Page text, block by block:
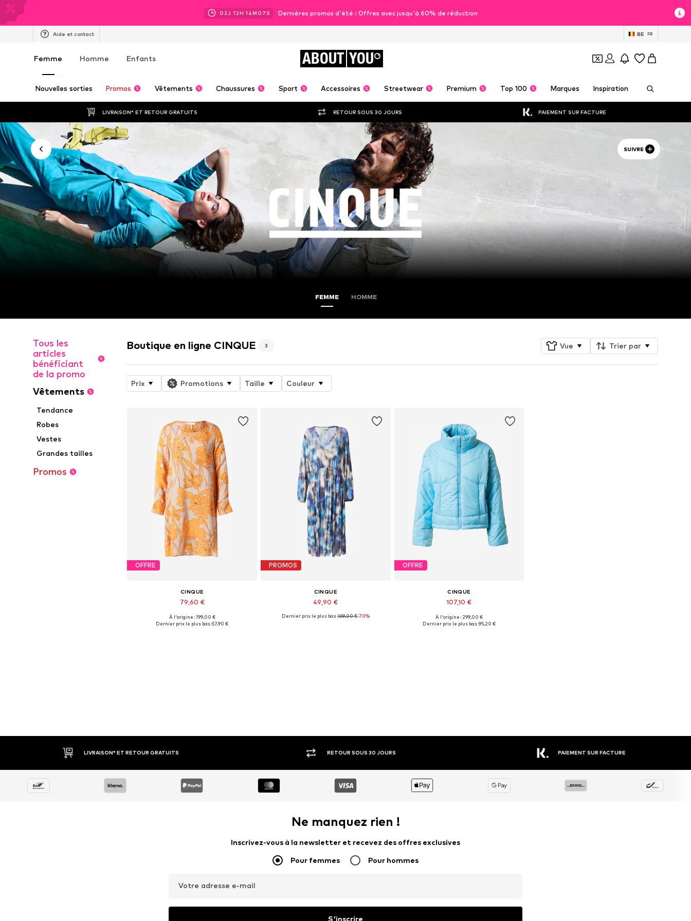
02J 12H 14M 06 S Dernières promos d'été : Offres avec jusqu'à 60% de réduction
Aide et contact BE FR
Femme Homme Enfants ABOUT YOU
Nouvelles sorties Promos Vêtements Chaussures Sport Accessoires Streetwear Premium Top 100 Marques Inspiration
LIVRAISON* ET RETOUR GRATUITS RETOUR SOUS 30 JOURS PAIEMENT SUR FACTURE
SUIVRE
FEMME HOMME
Tous les
articles
bénéficiant
de la promo
Vêtements
Tendance
Robes
Vestes
Grandes tailles
Promos
Boutique en ligne CINQUE 3 Vue Trier par
Prix Promotions Taille Couleur
OFFRE
CINQUE
79,60 €
Tailles disponibles: 34, 36, 38, 40
À l'origine : 199,00 €
Dernier prix le plus bas :57,90 €
PROMOS
CINQUE
49,90 €
Tailles disponibles: 34, 36, 38
Dernier prix le plus bas :169,00 €-70%
OFFRE
CINQUE
107,10 €
Tailles disponibles: M
À l'origine : 299,00 €
Dernier prix le plus bas :95,20 €
LIVRAISON* ET RETOUR GRATUITS RETOUR SOUS 30 JOURS PAIEMENT SUR FACTURE
Ne manquez rien !
Inscrivez-vous à la newsletter et recevez des offres exclusives
Pour femmes Pour hommes
Votre adresse e-mail
S'inscrire